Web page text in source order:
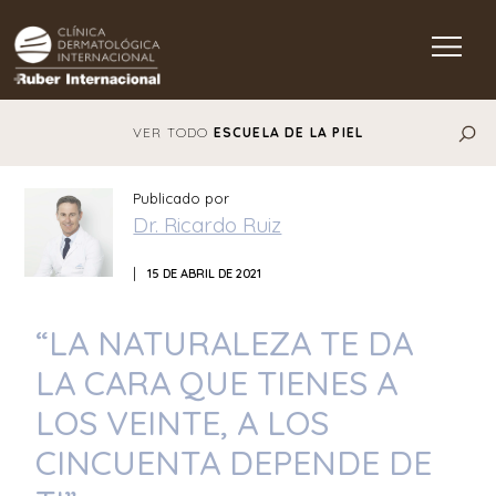
Main Navigation
VER TODO ESCUELA DE LA PIEL
Publicado por
Dr. Ricardo Ruiz
| 15 DE ABRIL DE 2021
“LA NATURALEZA TE DA
LA CARA QUE TIENES A
LOS VEINTE, A LOS
CINCUENTA DEPENDE DE